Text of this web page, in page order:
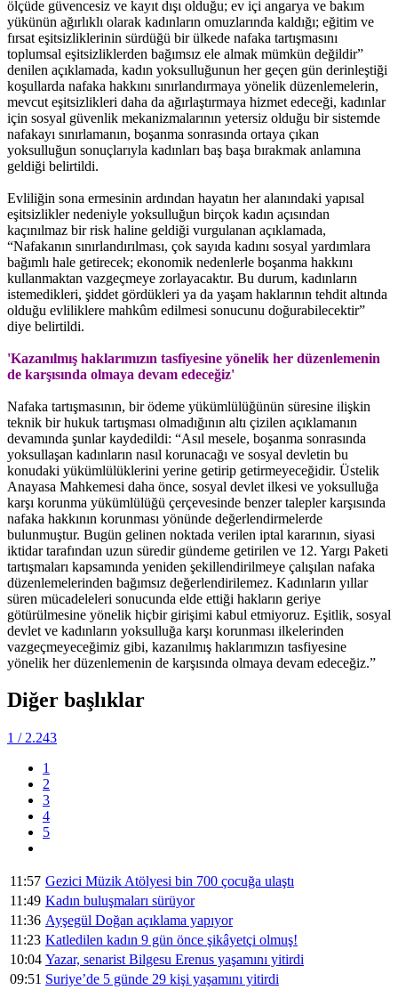
ölçüde güvencesiz ve kayıt dışı olduğu; ev içi angarya ve bakım
yükünün ağırlıklı olarak kadınların omuzlarında kaldığı; eğitim ve
fırsat eşitsizliklerinin sürdüğü bir ülkede nafaka tartışmasını
toplumsal eşitsizliklerden bağımsız ele almak mümkün değildir”
denilen açıklamada, kadın yoksulluğunun her geçen gün derinleştiği
koşullarda nafaka hakkını sınırlandırmaya yönelik düzenlemelerin,
mevcut eşitsizlikleri daha da ağırlaştırmaya hizmet edeceği, kadınlar
için sosyal güvenlik mekanizmalarının yetersiz olduğu bir sistemde
nafakayı sınırlamanın, boşanma sonrasında ortaya çıkan
yoksulluğun sonuçlarıyla kadınları baş başa bırakmak anlamına
geldiği belirtildi.
Evliliğin sona ermesinin ardından hayatın her alanındaki yapısal
eşitsizlikler nedeniyle yoksulluğun birçok kadın açısından
kaçınılmaz bir risk haline geldiği vurgulanan açıklamada,
“Nafakanın sınırlandırılması, çok sayıda kadını sosyal yardımlara
bağımlı hale getirecek; ekonomik nedenlerle boşanma hakkını
kullanmaktan vazgeçmeye zorlayacaktır. Bu durum, kadınların
istemedikleri, şiddet gördükleri ya da yaşam haklarının tehdit altında
olduğu evliliklere mahkûm edilmesi sonucunu doğurabilecektir”
diye belirtildi.
'Kazanılmış haklarımızın tasfiyesine yönelik her düzenlemenin
de karşısında olmaya devam edeceğiz'
Nafaka tartışmasının, bir ödeme yükümlülüğünün süresine ilişkin
teknik bir hukuk tartışması olmadığının altı çizilen açıklamanın
devamında şunlar kaydedildi: “Asıl mesele, boşanma sonrasında
yoksullaşan kadınların nasıl korunacağı ve sosyal devletin bu
konudaki yükümlülüklerini yerine getirip getirmeyeceğidir. Üstelik
Anayasa Mahkemesi daha önce, sosyal devlet ilkesi ve yoksulluğa
karşı korunma yükümlülüğü çerçevesinde benzer talepler karşısında
nafaka hakkının korunması yönünde değerlendirmelerde
bulunmuştur. Bugün gelinen noktada verilen iptal kararının, siyasi
iktidar tarafından uzun süredir gündeme getirilen ve 12. Yargı Paketi
tartışmaları kapsamında yeniden şekillendirilmeye çalışılan nafaka
düzenlemelerinden bağımsız değerlendirilemez. Kadınların yıllar
süren mücadeleleri sonucunda elde ettiği hakların geriye
götürülmesine yönelik hiçbir girişimi kabul etmiyoruz. Eşitlik, sosyal
devlet ve kadınların yoksulluğa karşı korunması ilkelerinden
vazgeçmeyeceğimiz gibi, kazanılmış haklarımızın tasfiyesine
yönelik her düzenlemenin de karşısında olmaya devam edeceğiz.”
Diğer başlıklar
1 / 2.243
1
2
3
4
5
11:57 Gezici Müzik Atölyesi bin 700 çocuğa ulaştı
11:49 Kadın buluşmaları sürüyor
11:36 Ayşegül Doğan açıklama yapıyor
11:23 Katledilen kadın 9 gün önce şikâyetçi olmuş!
10:04 Yazar, senarist Bilgesu Erenus yaşamını yitirdi
09:51 Suriye’de 5 günde 29 kişi yaşamını yitirdi